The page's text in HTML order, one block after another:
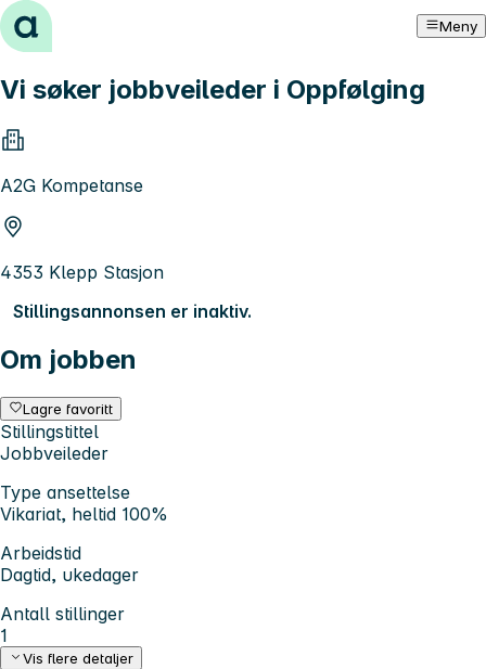
Hopp til innhold Meny
Vi søker jobbveileder i Oppfølging
A2G Kompetanse
4353 Klepp Stasjon
Stillingsannonsen er inaktiv.
Om jobben
Lagre favoritt
Stillingstittel
Jobbveileder
Type ansettelse
Vikariat, heltid 100%
Arbeidstid
Dagtid, ukedager
Antall stillinger
1
Vis flere detaljer